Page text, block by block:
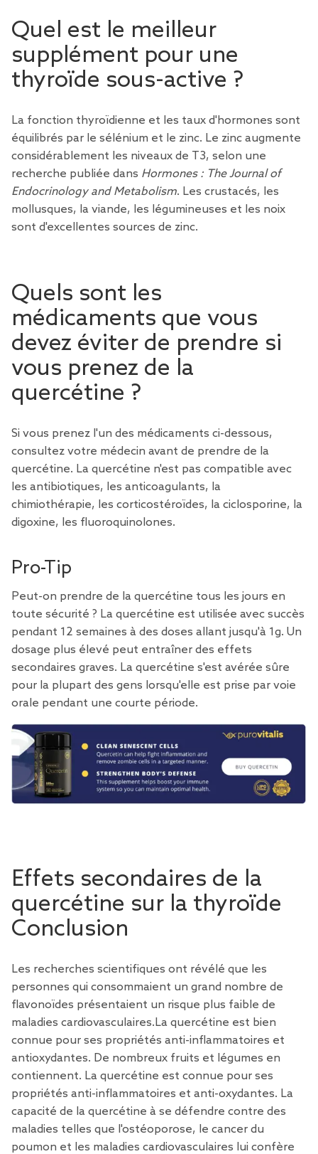
Quel est le meilleur
supplément pour une
thyroïde sous-active ?
La fonction thyroïdienne et les taux d'hormones sont
équilibrés par le sélénium et le zinc. Le zinc augmente
considérablement les niveaux de T3, selon une
recherche publiée dans Hormones : The Journal of
Endocrinology and Metabolism. Les crustacés, les
mollusques, la viande, les légumineuses et les noix
sont d'excellentes sources de zinc.
Quels sont les
médicaments que vous
devez éviter de prendre si
vous prenez de la
quercétine ?
Si vous prenez l'un des médicaments ci-dessous,
consultez votre médecin avant de prendre de la
quercétine. La quercétine n'est pas compatible avec
les antibiotiques, les anticoagulants, la
chimiothérapie, les corticostéroïdes, la ciclosporine, la
digoxine, les fluoroquinolones.
Pro-Tip
Peut-on prendre de la quercétine tous les jours en
toute sécurité ? La quercétine est utilisée avec succès
pendant 12 semaines à des doses allant jusqu'à 1g. Un
dosage plus élevé peut entraîner des effets
secondaires graves. La quercétine s'est avérée sûre
pour la plupart des gens lorsqu'elle est prise par voie
orale pendant une courte période.
Effets secondaires de la
quercétine sur la thyroïde
Conclusion
Les recherches scientifiques ont révélé que les
personnes qui consommaient un grand nombre de
flavonoïdes présentaient un risque plus faible de
maladies cardiovasculaires.La quercétine est bien
connue pour ses propriétés anti-inflammatoires et
antioxydantes. De nombreux fruits et légumes en
contiennent. La quercétine est connue pour ses
propriétés anti-inflammatoires et anti-oxydantes. La
capacité de la quercétine à se défendre contre des
maladies telles que l'ostéoporose, le cancer du
poumon et les maladies cardiovasculaires lui confère